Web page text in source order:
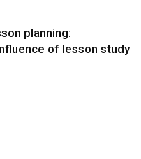
planning:
of lesson study